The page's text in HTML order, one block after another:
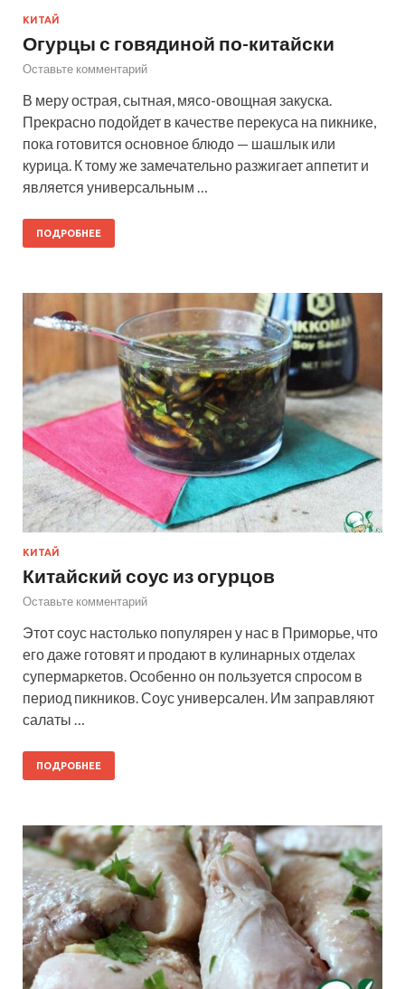
КИТАЙ
Огурцы с говядиной по-китайски
Оставьте комментарий
В меру острая, сытная, мясо-овощная закуска.
Прекрасно подойдет в качестве перекуса на пикнике,
пока готовится основное блюдо — шашлык или
курица. К тому же замечательно разжигает аппетит и
является универсальным …
ПОДРОБНЕЕ
КИТАЙ
Китайский соус из огурцов
Оставьте комментарий
Этот соус настолько популярен у нас в Приморье, что
его даже готовят и продают в кулинарных отделах
супермаркетов. Особенно он пользуется спросом в
период пикников. Соус универсален. Им заправляют
салаты …
ПОДРОБНЕЕ